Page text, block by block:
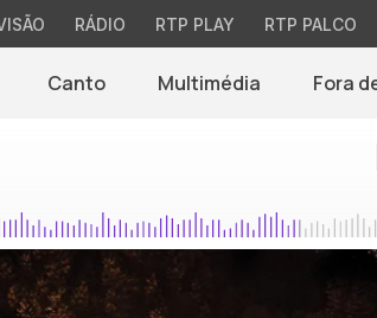
RÁDIO RTP PLAY RTP PALCO
Canto Multimédia Fora